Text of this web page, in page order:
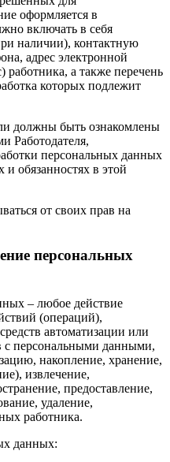
оформляется в
включать в себя
наличии), контактную
адрес электронной
а также перечень
которых подлежит
должны быть ознакомлены
Работодателя,
персональных данных
и обязанностях в этой
от своих прав на
персональных
– любое действие
(операций),
автоматизации или
с персональными данными,
накопление, хранение,
извлечение,
предоставление,
удаление,
работника.
данных: